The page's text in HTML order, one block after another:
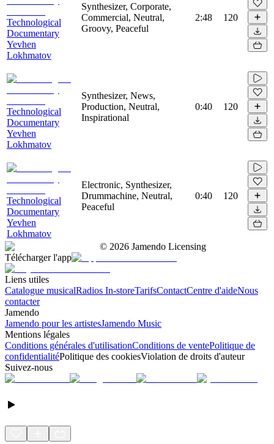
Technological
Documentary
Yevhen
Lokhmatov
Synthesizer, Corporate,
Commercial, Neutral,
Groovy, Peaceful
2:48 120
Technological
Documentary
Yevhen
Lokhmatov
Synthesizer, News,
Production, Neutral,
Inspirational
0:40 120
Technological
Documentary
Yevhen
Lokhmatov
Electronic, Synthesizer,
Drummachine, Neutral,
Peaceful
0:40 120
© 2026 Jamendo Licensing
Télécharger l'app
Liens utiles
Catalogue musicalRadios In-storeTarifsContactCentre d'aideNous
contacter
Jamendo
Jamendo pour les artistesJamendo Music
Mentions légales
Conditions générales d'utilisationConditions de ventePolitique de
confidentialitéPolitique des cookiesViolation de droits d'auteur
Suivez-nous